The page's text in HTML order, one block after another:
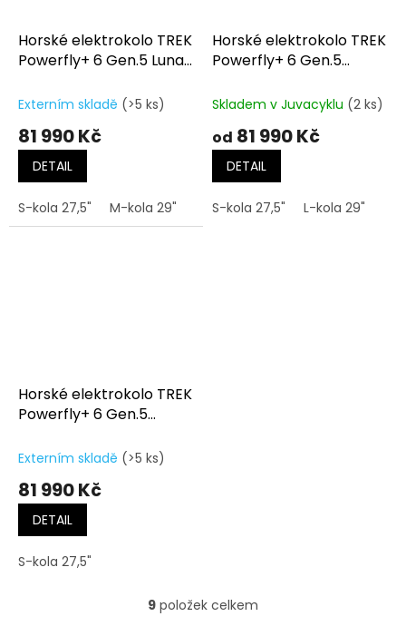
Horské elektrokolo TREK
Powerfly+ 6 Gen.5 Lunar
Externím skladě (>5 ks)
81 990 Kč
DETAIL
S-kola 27,5" M-kola 29" L-kola 29" XL-kola 29"
Horské elektrokolo TREK
Powerfly+ 6 Gen.5
Blue
Skladem v Juvacyklu (2 ks)
od 81 990 Kč
DETAIL
S-kola 27,5" L-kola 29"
Horské elektrokolo TREK
Powerfly+ 6 Gen.5
Externím skladě (>5 ks)
81 990 Kč
DETAIL
S-kola 27,5"
O
9 položek celkem